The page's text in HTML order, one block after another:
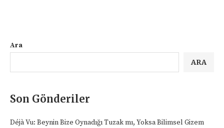
Ara
ARA
Son Gönderiler
Déjà Vu: Beynin Bize Oynadığı Tuzak mı, Yoksa Bilimsel Gizem